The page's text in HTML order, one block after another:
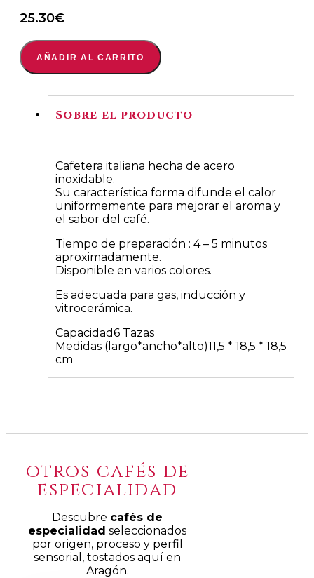
25.30€
AÑADIR AL CARRITO
Sobre el producto
Cafetera italiana hecha de acero
inoxidable.
Su característica forma difunde el calor
uniformemente para mejorar el aroma y
el sabor del café.
Tiempo de preparación : 4 – 5 minutos
aproximadamente.
Disponible en varios colores.
Es adecuada para gas, inducción y
vitrocerámica.
Capacidad6 Tazas
Medidas (largo*ancho*alto)11,5 * 18,5 * 18,5
cm
otros cafés de
especialidad
Descubre cafés de
especialidad seleccionados
por origen, proceso y perfil
sensorial, tostados aquí en
Aragón.